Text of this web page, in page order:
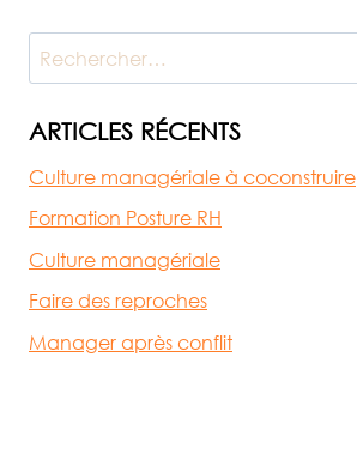
APPRENDRE
AUTREMENT
Rechercher :
ARTICLES RÉCENTS
Culture managériale à coconstruire
Formation Posture RH
Culture managériale
Faire des reproches
Manager après conflit